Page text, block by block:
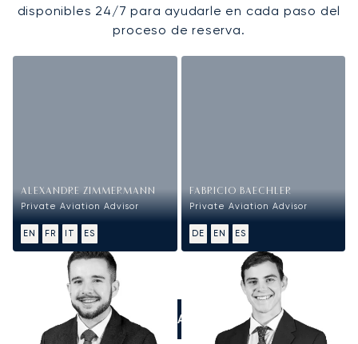
disponibles 24/7 para ayudarle en cada paso del
proceso de reserva.
ALEXANDRE ZIMMERMANN
Private Aviation Advisor
EN FR IT ES
FABRICIO BAECHLER
Private Aviation Advisor
DE EN ES
LLÁMANOS